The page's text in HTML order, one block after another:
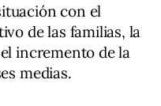
con el
de las familias, la
incremento de la
medias.